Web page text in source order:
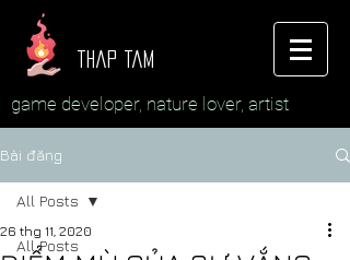
thap tam
game developer, nature lover, artist
Bài đăng
All Posts
All Posts
26 thg 11, 2020